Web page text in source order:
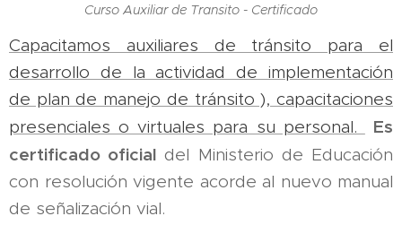
Curso Auxiliar de Transito - Certificado
Capacitamos auxiliares de tránsito para el
desarrollo de la actividad de implementación
de plan de manejo de tránsito ), capacitaciones
presenciales o virtuales para su personal.
Es
certificado oficialdel Ministerio de Educación
con resolución vigente acorde al nuevo manual
de señalización vial.